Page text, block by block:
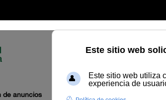
de anuncios